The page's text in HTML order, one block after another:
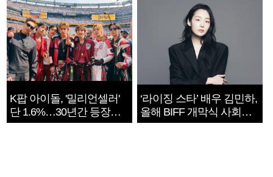
K팝 아이돌, '밀리언셀러'
단 1.6%…30년간 등장
1182개팀 전수조사
‘라이징 스타’ 배우 김민하,
올해 BIFF 개막식 사회자
확정